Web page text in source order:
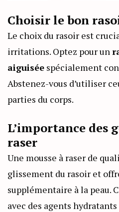
Choisir le bon
Le choix du rasoir est
irritations. Optez pour un
aiguisée spécialement
Abstenez-vous d’utiliser
parties du corps.
L’importance des
raser
Une mousse à raser de
glissement du rasoir et
supplémentaire à la peau.
avec des agents